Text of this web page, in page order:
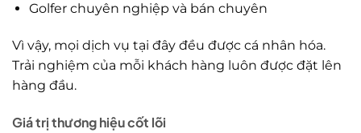
Golfer chuyên nghiệp và bán chuyên
Vì vậy, mọi dịch vụ tại đây đều được cá nhân hóa.
Trải nghiệm của mỗi khách hàng luôn được đặt lên
hàng đầu.
Giá trị thương hiệu cốt lõi